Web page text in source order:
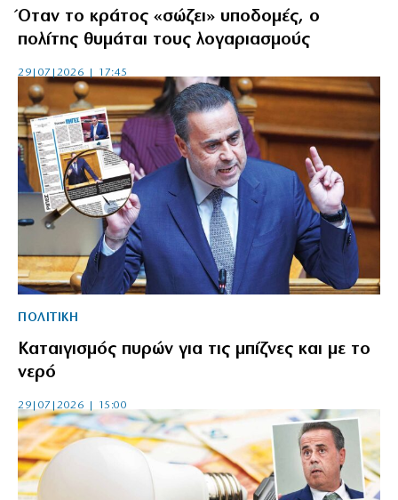
Όταν το κράτος «σώζει» υποδομές, ο
πολίτης θυμάται τους λογαριασμούς
29|07|2026 | 17:45
ΠΟΛΙΤΙΚΗ
Καταιγισμός πυρών για τις μπίζνες και με το
νερό
29|07|2026 | 15:00